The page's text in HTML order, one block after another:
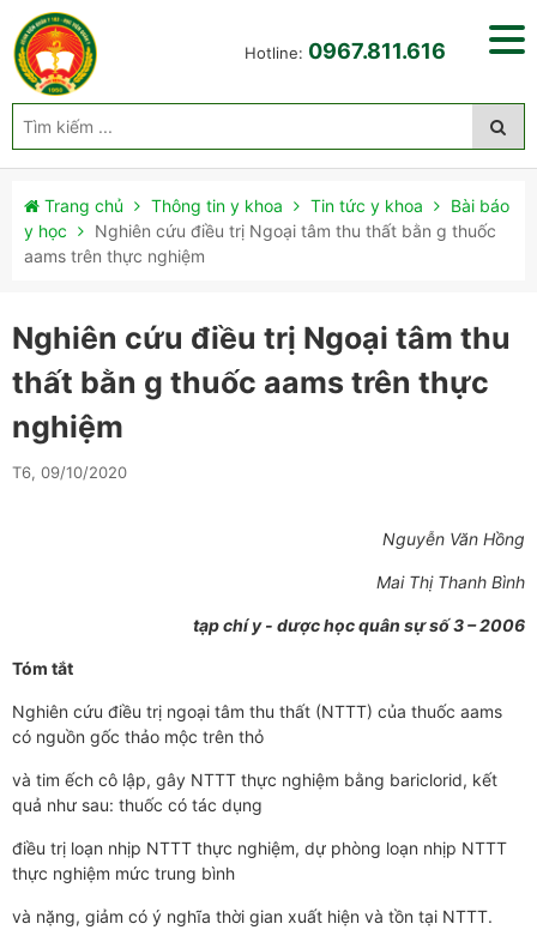
Hotline: 0967.811.616
Trang chủ Thông tin y khoa Tin tức y khoa
Bài báo
y học
Nghiên cứu điều trị Ngoại tâm thu thất bằn g thuốc
aams trên thực nghiệm
Nghiên cứu điều trị Ngoại tâm thu
thất bằn g thuốc aams trên thực
nghiệm
T6, 09/10/2020
Nguyễn Văn Hồng
Mai Thị Thanh Bình
tạp chí y - dược học quân sự số 3 – 2006
Tóm tắt
Nghiên cứu điều trị ngoại tâm thu thất (NTTT) của thuốc aams
có nguồn gốc thảo mộc trên thỏ
và tim ếch cô lập, gây NTTT thực nghiệm bằng bariclorid, kết
quả như sau: thuốc có tác dụng
điều trị loạn nhịp NTTT thực nghiệm, dự phòng loạn nhịp NTTT
thực nghiệm mức trung bình
và nặng, giảm có ý nghĩa thời gian xuất hiện và tồn tại NTTT.